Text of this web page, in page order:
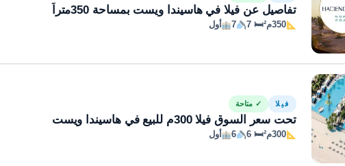
تفاصيل عن فيلا في هاسيندا ويست بمساحة 350متراً
350م² 🛏 7
7 أول
فيلا ✓ متاحة
تحت سعر السوق فيلا 300م للبيع في هاسيندا ويست
300م² 🛏 6
6 أول